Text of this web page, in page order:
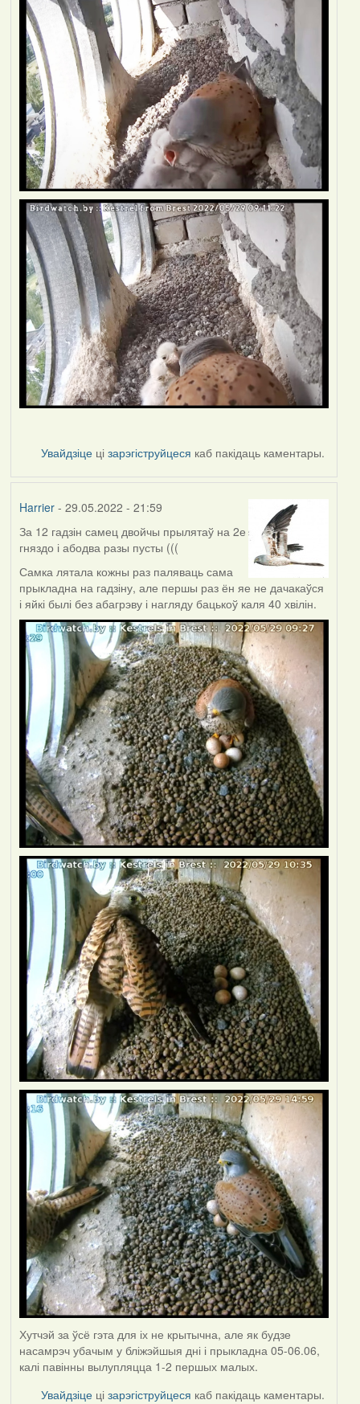
Увайдзіце цізарэгіструйцеся каб пакідаць каментары.
Harrier- 29.05.2022 - 21:59
За 12 гадзін самец двойчы прылятаў на 2е
гняздо і абодва разы пусты (((
Самка лятала кожны раз паляваць сама
прыкладна на гадзіну, але першы раз ён яе не дачакаўся
і яйкі былі без абагрэву і нагляду бацькоў каля 40 хвілін.
Хутчэй за ўсё гэта для іх не крытычна, але як будзе
насамрэч убачым у бліжэйшыя дні і прыкладна 05-06.06,
калі павінны вылупляцца 1-2 першых малых.
Увайдзіце цізарэгіструйцеся каб пакідаць каментары.